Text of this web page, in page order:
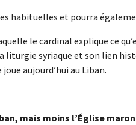
habituelles et pourra
le cardinal explique ce
syriaque et son lien
aujourd’hui au Liban.
mais moins l’Église